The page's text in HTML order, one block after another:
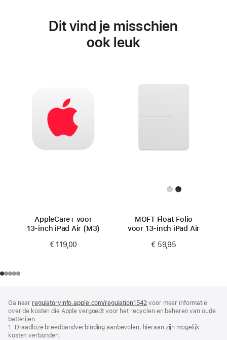
Dit vind je misschien
ook leuk
AppleCare+ voor
13‑inch iPad Air (M3)
€ 119,00
MOFT Float Folio
voor 13‑inch iPad Air
€ 59,95
Ga naar regulatoryinfo.apple.com/regulation1542 (wordt
in
venster
voor meer informatie
over de kosten die Apple vergoedt voor het recyclen en beheren van oude
batterijen.
1. Draadloze breedbandverbinding aanbevolen; hieraan zijn mogelijk
kosten verbonden.